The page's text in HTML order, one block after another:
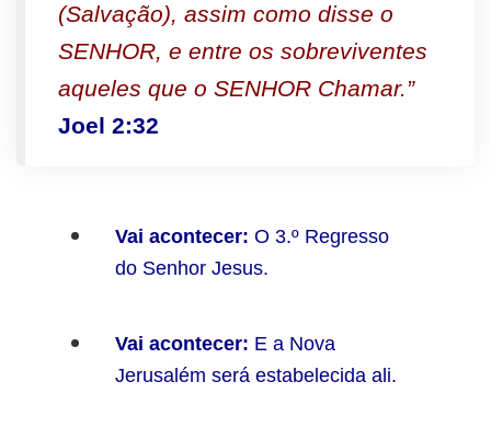
(Salvação), assim como disse o
SENHOR, e entre os sobreviventes
aqueles que o SENHOR Chamar.”
Joel 2:32
Vai acontecer: O 3.º Regresso
do Senhor Jesus.
Vai acontecer: E a Nova
Jerusalém será estabelecida ali.